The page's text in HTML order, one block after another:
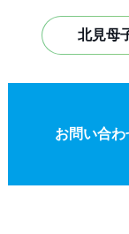
北見母
お問い合わ